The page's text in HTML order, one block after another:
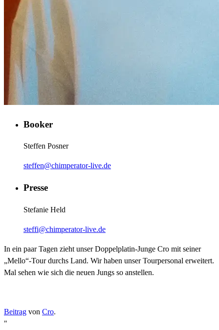
Booker
Steffen Posner
steffen@chimperator-live.de
Presse
Stefanie Held
steffi@chimperator-live.de
In ein paar Tagen zieht unser Doppelplatin-Junge Cro mit seiner
„Mello“-Tour durchs Land. Wir haben unser Tourpersonal erweitert.
Mal sehen wie sich die neuen Jungs so anstellen.
Beitrag von Cro.
"